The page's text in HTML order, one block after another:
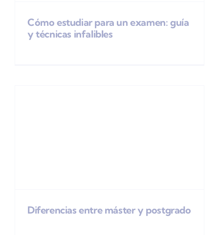
Cómo estudiar para un examen: guía
y técnicas infalibles
Diferencias entre máster y postgrado